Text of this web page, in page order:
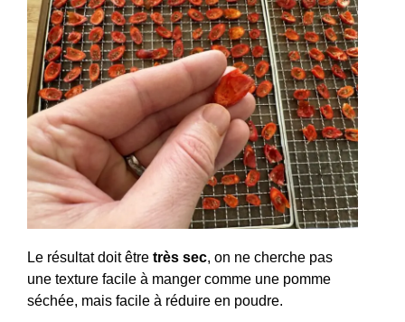
Le résultat doit être très sec, on ne cherche pas
une texture facile à manger comme une pomme
séchée, mais facile à réduire en poudre.